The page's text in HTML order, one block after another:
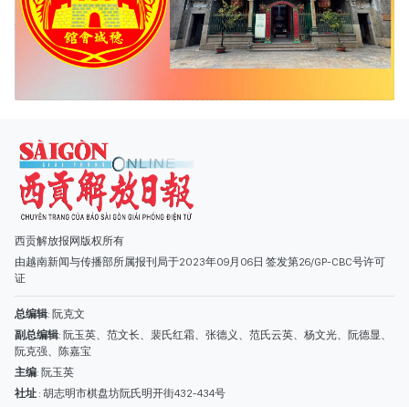
西贡解放报网版权所有
由越南新闻与传播部所属报刊局于2023年09月06日 签发第26/GP-CBC号许可
副总编辑: 阮玉英、范文长、裴氏红霜、张德义、范氏云英、杨文光、阮德显、
阮克强、陈嘉宝
主编: 阮玉英
社址: 胡志明市棋盘坊阮氏明开街432-434号
总台: (028) 39294091 - 转 060
热线: 096.558.1888
编辑部: (028) 39294092 - 转 060
电子信箱
广告部
(028) 38334185
quangcaohoavan09@gmail.com;